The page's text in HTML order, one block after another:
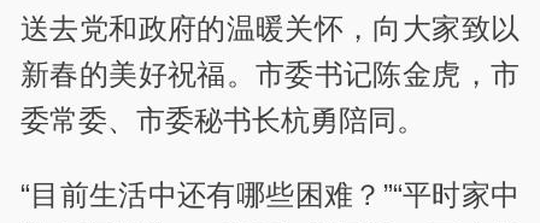
送去党和政府的温暖关怀，向大家致以
新春的美好祝福。市委书记陈金虎，市
委常委、市委秘书长杭勇陪同。
“目前生活中还有哪些困难？”“平时家中